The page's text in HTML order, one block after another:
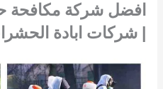
افضل شركة مكافحة
| شركات ابادة